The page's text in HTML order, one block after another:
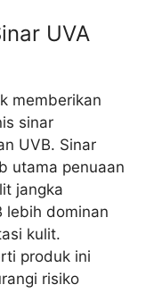
UVA
memberikan
sinar
UVB. Sinar
utama penuaan
jangka
lebih dominan
kulit.
produk ini
risiko